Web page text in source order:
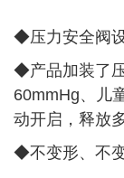
◆压力安全阀设
◆产品加装了
60mmHg、儿
动开启，释放
◆不变形、不